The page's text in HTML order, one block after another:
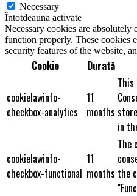
Necessary
Întotdeauna activate
Necessary cookies are absolutely
function properly. These cookies
security features of the website,
Cookie Durată
cookielawinfo-
checkbox-analytics
11
months
This
in
cookielawinfo-
checkbox-functional
11
months
The
the